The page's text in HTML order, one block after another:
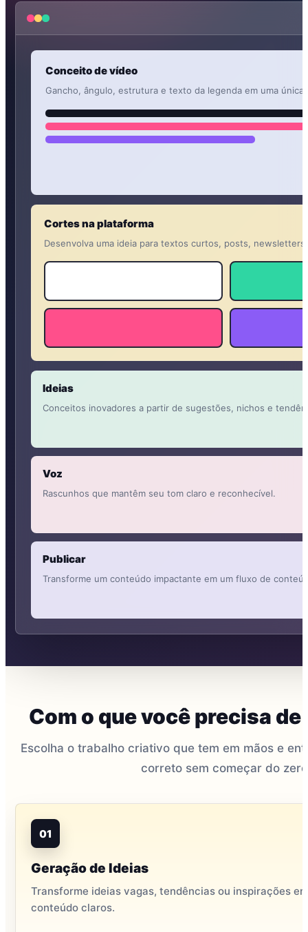
Conceito de vídeo
Gancho, ângulo, estrutura e texto da legenda em uma única
Cortes na plataforma
Desenvolva uma ideia para textos curtos, posts, newsletters
Ideias
Conceitos inovadores a partir de sugestões, nichos e
Voz
Rascunhos que mantêm seu tom claro e reconhecível.
Publicar
Transforme um conteúdo impactante em um fluxo de
Com o que você precisa
Escolha o trabalho criativo que tem em mãos e
correto sem começar do
01
Geração de Ideias
Transforme ideias vagas, tendências ou inspirações
conteúdo claros.